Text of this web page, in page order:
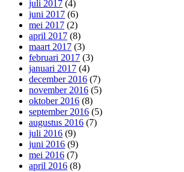
juli 2017 (4)
juni 2017 (6)
mei 2017 (2)
april 2017 (8)
maart 2017 (3)
februari 2017 (3)
januari 2017 (4)
december 2016 (7)
november 2016 (5)
oktober 2016 (8)
september 2016 (5)
augustus 2016 (7)
juli 2016 (9)
juni 2016 (9)
mei 2016 (7)
april 2016 (8)